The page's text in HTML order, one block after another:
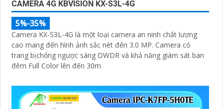
CAMERA 4G KBVISION KX-S3L-4G
5%-35%
Camera KX-S3L-4G là một loại camera an ninh chất lượng
cao mang đến hình ảnh sắc nét đến 3.0 MP. Camera có
trang bịchống ngược sáng DWDR và khả năng giám sát ban
đêm Full Color lên đến 30m